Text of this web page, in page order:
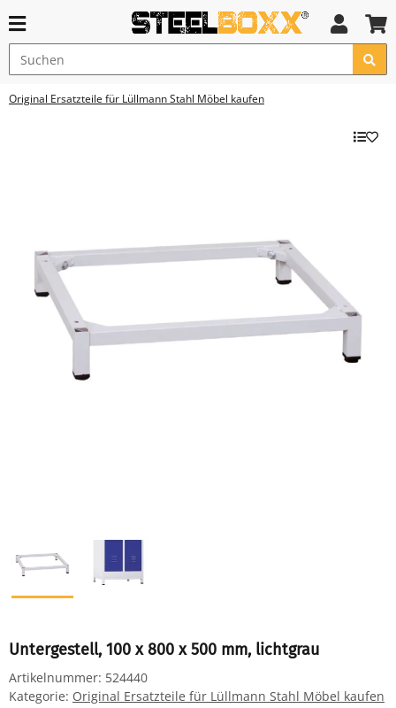
Original Ersatzteile für Lüllmann Stahl Möbel kaufen
Untergestell, 100 x 800 x 500 mm, lichtgrau
Artikelnummer: 524440
Kategorie: Original Ersatzteile für Lüllmann Stahl Möbel kaufen